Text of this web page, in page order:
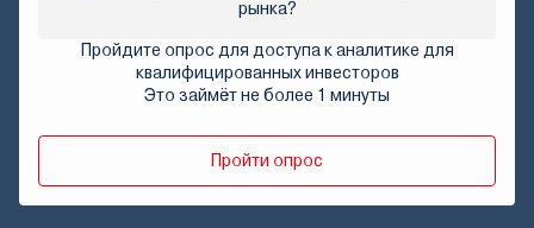
рынка?
Пройдите опрос для доступа к аналитике для
квалифицированных инвесторов
Это займёт не более 1 минуты
Пройти опрос